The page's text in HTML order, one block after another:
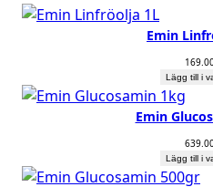
Emin
Lägg till i
Emin
Lägg till i